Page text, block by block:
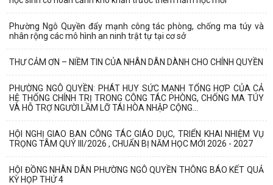
Phường Ngô Quyền đẩy mạnh công tác phòng, chống ma túy và
nhân rộng các mô hình an ninh trật tự tại cơ sở
THƯ CẢM ƠN – NIỀM TIN CỦA NHÂN DÂN DÀNH CHO CHÍNH QUYỀN
PHƯỜNG NGÔ QUYỀN: PHÁT HUY SỨC MẠNH TỔNG HỢP CỦA CẢ
HỆ THỐNG CHÍNH TRỊ TRONG CÔNG TÁC PHÒNG, CHỐNG MA TÚY
VÀ HỖ TRỢ NGƯỜI LẦM LỠ TÁI HÒA NHẬP CỘNG...
HỘI NGHỊ GIAO BAN CÔNG TÁC GIÁO DỤC, TRIỂN KHAI NHIỆM VỤ
TRỌNG TÂM QUÝ III/2026 , CHUẨN BỊ NĂM HỌC MỚI 2026 - 2027
HỘI ĐỒNG NHÂN DÂN PHƯỜNG NGÔ QUYỀN THÔNG BÁO KẾT QUẢ
KỲ HỌP THỨ 4